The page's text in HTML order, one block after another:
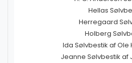
Hellas
Herregaard
Holberg
Ida Sølvbestik af Ole
Jeanne Sølvbestik af